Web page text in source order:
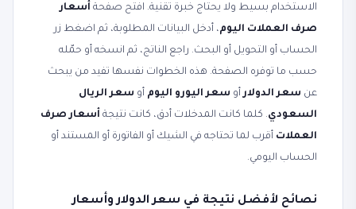
الاستخدام بسيط ولا يحتاج خبرة تقنية. افتح صفحة أسعار
صرف العملات اليوم، أدخل البيانات المطلوبة، ثم اضغط زر
الحساب أو التحويل أو البحث. راجع الناتج، ثم انسخه أو حمّله
حسب ما توفره الصفحة. هذه الخطوات نفسها تفيد من يبحث
عن سعر الدولارأو سعر اليورو اليوم أو سعر الريال
السعودي. كلما كانت المدخلات أدق، كانت نتيجة أسعار صرف
العملات أقرب لما تحتاجه في الشيك أو الفاتورة أو المستند أو
الحساب اليومي.
نصائح لأفضل نتيجة في سعر الدولار وأسعار